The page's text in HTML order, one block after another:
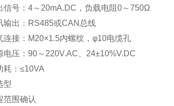
号：4～20mA.DC，负载电阻0～750Ω
出：RS485或CAN总线
接：M20×1.5内螺纹，φ10电缆孔
压：90～220V.AC、24±10%V.DC
：≤10VA
型
范围确认